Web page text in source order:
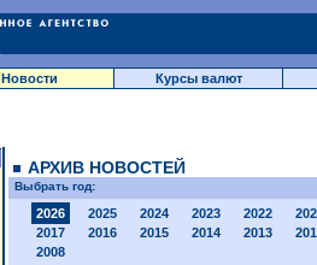
Новости Курсы валют
АРХИВ НОВОСТЕЙ
Выбрать год:
2026 2025 2024 2023 2022
2017
2016 2015 2014 2013
2008